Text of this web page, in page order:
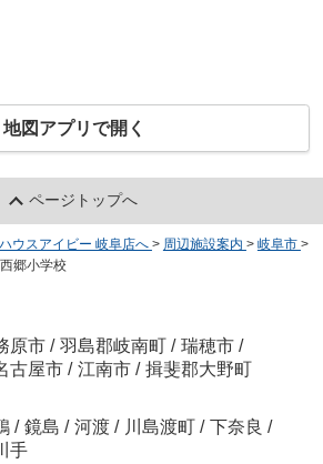
地図アプリで開く
ページトップへ
ウスアイビー 岐阜店へ > 周辺施設案内 > 岐阜市 >
郷小学校
原市 / 羽島郡岐南町 / 瑞穂市 /
古屋市 / 江南市 / 揖斐郡大野町
/ 鏡島 / 河渡 / 川島渡町 / 下奈良 /
手